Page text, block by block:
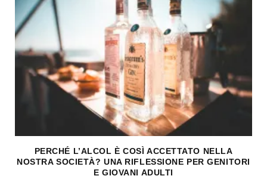
PERCHÉ L’ALCOL È COSÌ ACCETTATO NELLA
NOSTRA SOCIETÀ? UNA RIFLESSIONE PER GENITORI
E GIOVANI ADULTI